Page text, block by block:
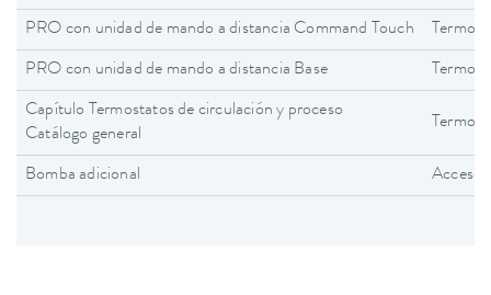
PRO con unidad de mando a distancia Command Touch
PRO con unidad de mando a distancia Base
Capítulo Termostatos de circulación y proceso
Catálogo general
Bomba adicional